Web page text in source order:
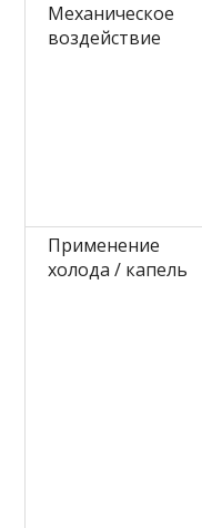
Механическое
воздействие
Применение
холода / капель